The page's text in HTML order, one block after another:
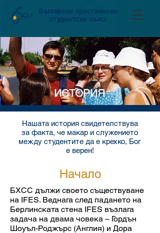
Български християнски
студентски съюз
ИСТОРИЯ
Нашата история свидетелствува
за факта, че макар и служението
между студентите да е крехко, Бог
е верен!
Начало
БХСС дължи своето съществуване
на IFES. Веднага след падането на
Берлинската стена IFES възлага
задача на двама човека – Гордън
Шоуъл-Роджърс (Англия) и Дора